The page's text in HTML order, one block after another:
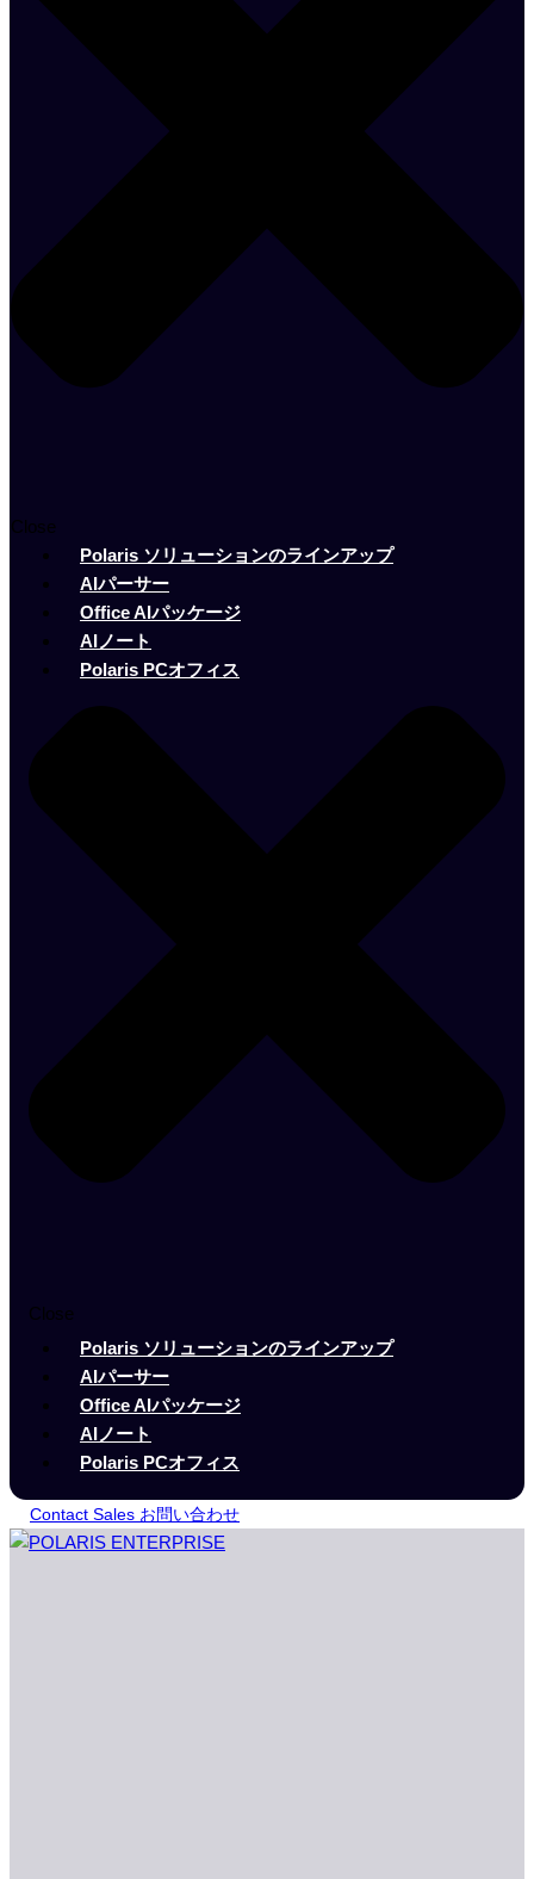
Close
Polaris ソリューションのラインアップ
AIパーサー
Office AIパッケージ
AIノート
Polaris PCオフィス
Close
Polaris ソリューションのラインアップ
AIパーサー
Office AIパッケージ
AIノート
Polaris PCオフィス
Contact Sales お問い合わせ